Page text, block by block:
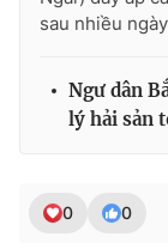
THỜI BÁO VTV
Theo dõi báo trên
sau nhiều
Ngư dân
lý hải sản
0 0